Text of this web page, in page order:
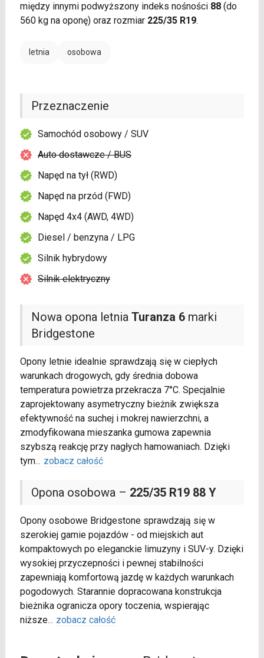
między innymi podwyższony indeks nośności 88(do
560 kg na oponę) oraz rozmiar 225/35 R19.
letnia osobowa
Nowa opona letnia Turanza 6marki
Bridgestone
Opony letnie idealnie sprawdzają się w ciepłych
warunkach drogowych, gdy średnia dobowa
temperatura powietrza przekracza 7°C. Specjalnie
zaprojektowany asymetryczny bieżnik zwiększa
efektywność na suchej i mokrej nawierzchni, a
zmodyfikowana mieszanka gumowa zapewnia
szybszą reakcję przy nagłych hamowaniach. Dzięki
tym... zobacz całość
Opona osobowa – 225/35 R19 88 Y
Opony osobowe Bridgestone sprawdzają się w
szerokiej gamie pojazdów - od miejskich aut
kompaktowych po eleganckie limuzyny i SUV-y. Dzięki
wysokiej przyczepności i pewnej stabilności
zapewniają komfortową jazdę w każdych warunkach
pogodowych. Starannie dopracowana konstrukcja
bieżnika ogranicza opory toczenia, wspierając
niższe... zobacz całość
Przeznaczenie
Samochód osobowy / SUV
Auto dostawcze / BUS
Napęd na tył (RWD)
Napęd na przód (FWD)
Napęd 4x4 (AWD, 4WD)
Diesel / benzyna / LPG
Silnik hybrydowy
Silnik elektryczny